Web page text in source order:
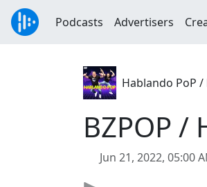
Podcasts Advertisers
Hablando PoP /
BZPOP /
Jun 21, 2022, 05:00